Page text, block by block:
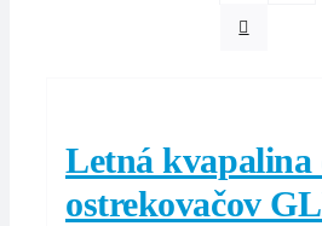
Letná kvapalina
ostrekovačov